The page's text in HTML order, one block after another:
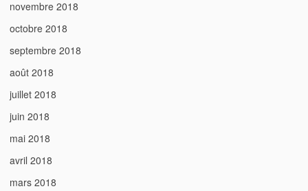
novembre 2018
octobre 2018
septembre 2018
août 2018
juillet 2018
juin 2018
mai 2018
avril 2018
mars 2018